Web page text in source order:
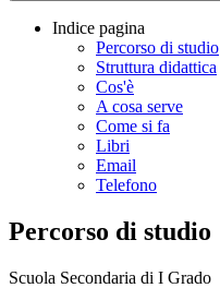
Indice pagina
Percorso di studio
Struttura didattica
Cos'è
A cosa serve
Come si fa
Libri
Email
Telefono
Percorso di studio
Scuola Secondaria di I Grado